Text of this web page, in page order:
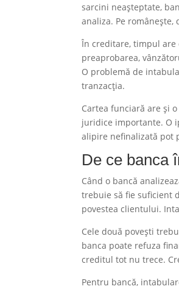
sarcini neașteptate,
analiza. Pe
În creditare, timpul are
preaprobarea,
O problemă de
tranzacția.
Cartea funciară are și
juridice importante. O
alipire nefinalizată pot
De ce banca
Când o bancă
trebuie să fie suficient
povestea clientului.
Cele două povești
banca poate refuza
creditul tot nu trece.
Pentru bancă,